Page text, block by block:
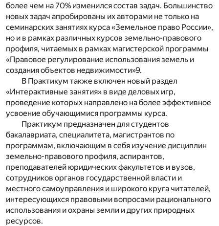
более чем на 70% изменился состав задач. Большинство
новых задач апробированы их авторами не только на
семинарских занятиях курса «Земельное право России»,
но и в рамках различных курсов земельно-правового
профиля, читаемых в рамках магистерской программы
«Правовое регулирование использования земель и
создания объектов недвижимости»9.
В Практикум также включен новый раздел
«Интерактивные занятия» в виде деловых игр,
проведение которых направлено на более эффективное
усвоение обучающимися программы курса.
Практикум предназначен для студентов
бакалавриата, специалитета, магистрантов по
программам, включающим в себя изучение дисциплин
земельно-правового профиля, аспирантов,
преподавателей юридических факультетов и вузов,
сотрудников органов государственной власти и
местного самоуправления и широкого круга читателей,
интересующихся правовыми вопросами рационального
использования и охраны земли и других природных
ресурсов.